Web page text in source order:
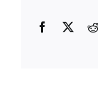
Facebook
X